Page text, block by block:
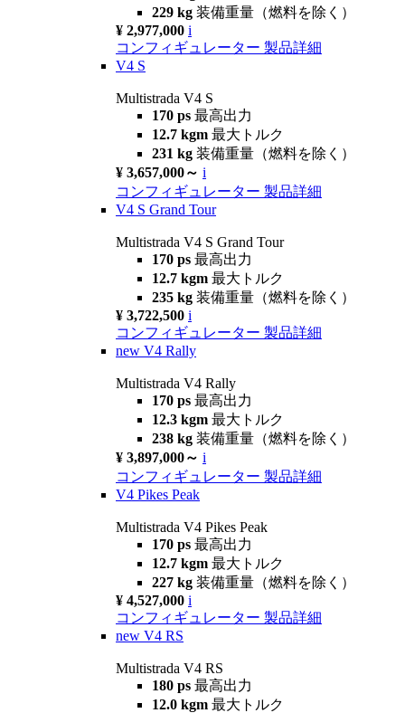
229 kg 装備重量（燃料を除く）
¥ 2,977,000 i
コンフィギュレーター 製品詳細
V4 S
Multistrada V4 S
170 ps 最高出力
12.7 kgm 最大トルク
231 kg 装備重量（燃料を除く）
¥ 3,657,000～ i
コンフィギュレーター 製品詳細
V4 S Grand Tour
Multistrada V4 S Grand Tour
170 ps 最高出力
12.7 kgm 最大トルク
235 kg 装備重量（燃料を除く）
¥ 3,722,500 i
コンフィギュレーター 製品詳細
new V4 Rally
Multistrada V4 Rally
170 ps 最高出力
12.3 kgm 最大トルク
238 kg 装備重量（燃料を除く）
¥ 3,897,000～ i
コンフィギュレーター 製品詳細
V4 Pikes Peak
Multistrada V4 Pikes Peak
170 ps 最高出力
12.7 kgm 最大トルク
227 kg 装備重量（燃料を除く）
¥ 4,527,000 i
コンフィギュレーター 製品詳細
new V4 RS
Multistrada V4 RS
180 ps 最高出力
12.0 kgm 最大トルク